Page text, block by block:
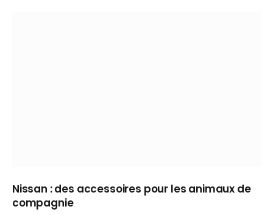
Nissan : des accessoires pour les animaux de
compagnie